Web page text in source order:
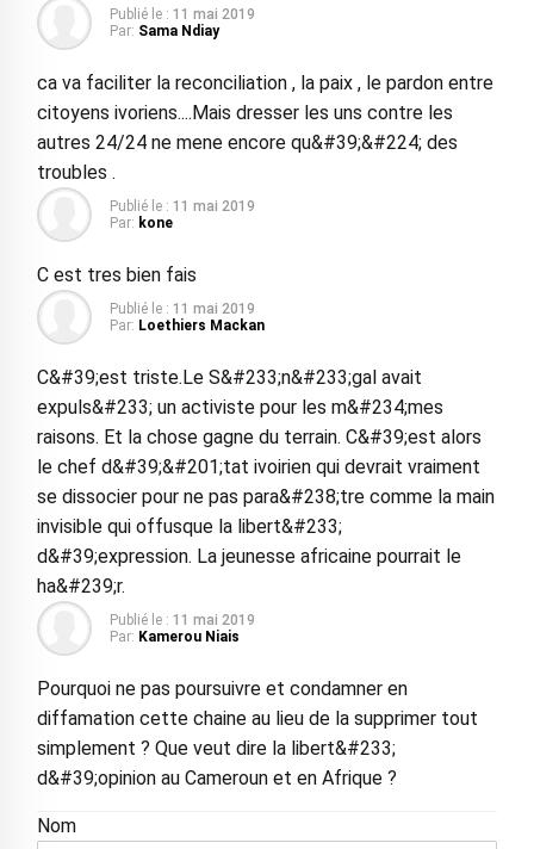
Publié le : 11 mai 2019
Par: Sama Ndiay
ca va faciliter la reconciliation , la paix , le pardon entre
citoyens ivoriens....Mais dresser les uns contre les
autres 24/24 ne mene encore qu&#39;&#224; des
troubles .
Publié le : 11 mai 2019
Par: kone
C est tres bien fais
Publié le : 11 mai 2019
Par: Loethiers Mackan
C&#39;est triste.Le S&#233;n&#233;gal avait
expuls&#233; un activiste pour les m&#234;mes
raisons. Et la chose gagne du terrain. C&#39;est alors
le chef d&#39;&#201;tat ivoirien qui devrait vraiment
se dissocier pour ne pas para&#238;tre comme la main
invisible qui offusque la libert&#233;
d&#39;expression. La jeunesse africaine pourrait le
ha&#239;r.
Publié le : 11 mai 2019
Par: Kamerou Niais
Pourquoi ne pas poursuivre et condamner en
diffamation cette chaine au lieu de la supprimer tout
simplement ? Que veut dire la libert&#233;
d&#39;opinion au Cameroun et en Afrique ?
Nom